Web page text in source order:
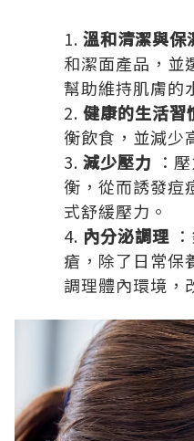
溫和清潔與保
和潔面產品，並
幫助維持肌膚的
健康的生活習
衡飲食，並減少
減少壓力 ：
衡，從而誘發痘
式舒緩壓力。
內分泌調理
瘡，除了日常保
調理體內環境，